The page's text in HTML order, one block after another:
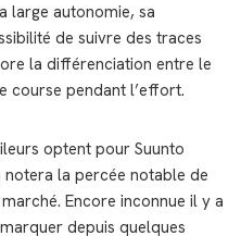
large autonomie, sa
de suivre des traces
la différenciation entre le
course pendant l’effort.
optent pour Suunto
notera la percée notable de
Encore inconnue il y a
depuis quelques